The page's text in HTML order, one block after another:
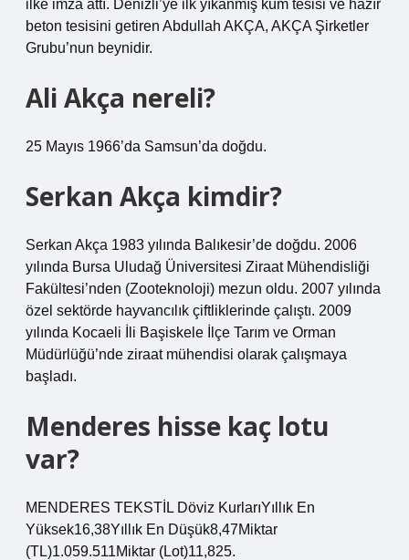
ilke imza attı. Denizli’ye ilk yıkanmış kum tesisi ve hazır
beton tesisini getiren Abdullah AKÇA, AKÇA Şirketler
Grubu’nun beynidir.
Ali Akça nereli?
25 Mayıs 1966’da Samsun’da doğdu.
Serkan Akça kimdir?
Serkan Akça 1983 yılında Balıkesir’de doğdu. 2006
yılında Bursa Uludağ Üniversitesi Ziraat Mühendisliği
Fakültesi’nden (Zooteknoloji) mezun oldu. 2007 yılında
özel sektörde hayvancılık çiftliklerinde çalıştı. 2009
yılında Kocaeli İli Başiskele İlçe Tarım ve Orman
Müdürlüğü’nde ziraat mühendisi olarak çalışmaya
başladı.
Menderes hisse kaç lotu
var?
MENDERES TEKSTİL Döviz KurlarıYıllık En
Yüksek16,38Yıllık En Düşük8,47Miktar
(TL)1.059.511Miktar (Lot)11,825.